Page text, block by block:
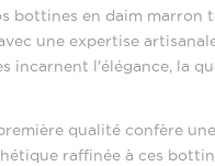
bottines en daim marron
une expertise
incarnent l'élégance, la
qualité confère
raffinée à ces